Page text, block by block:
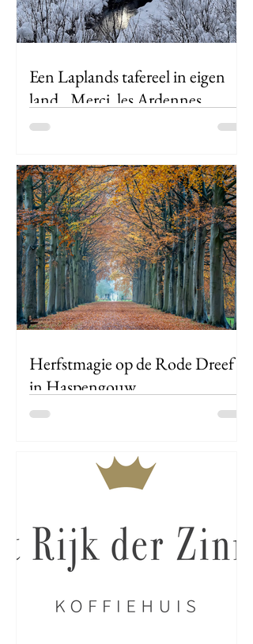
zachte lentebries ruist door de bomen.
Ik volg het kronkelende pad langs de
Demer en voel me meteen
Een Laplands tafereel in eigen
land...Merci, les Ardennes
In deze blog neem ik je mee op een
landschap van de Hoge Venen "Merci,
les Ardennes,"
Herfstmagie op de Rode Dreef
in Haspengouw
Ons mooie Haspengouw kent vele
Bovelingen (Heers) er eentje van.